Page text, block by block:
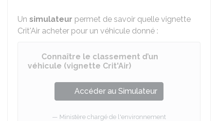
Un simulateur permet de savoir quelle vignette
Crit'Air acheter pour un véhicule donné :
Connaître le classement d’un
véhicule (vignette Crit'Air)
Accéder au Simulateur
Ministère chargé de l'environnement